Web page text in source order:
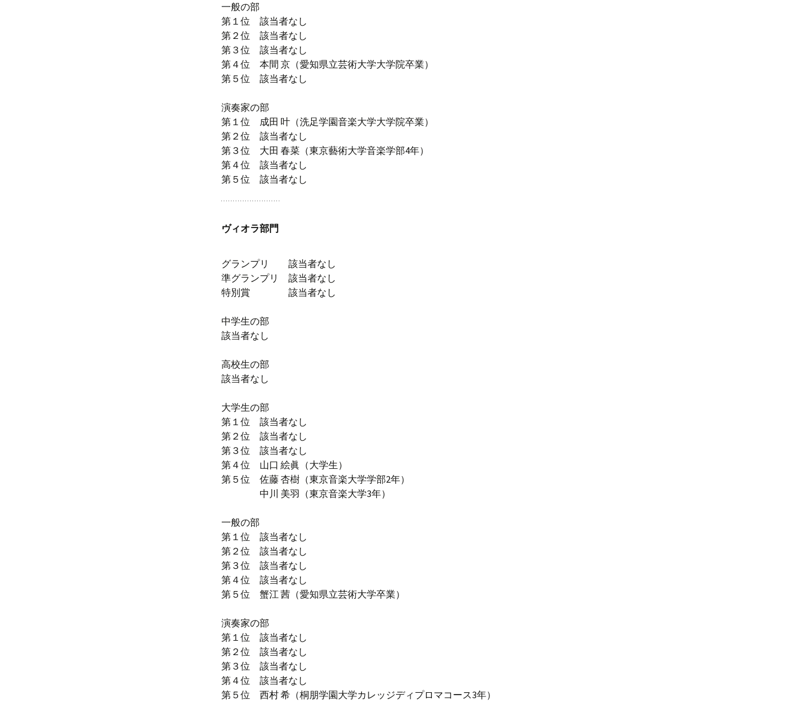
一般の部
第１位 該当者なし
第２位 該当者なし
第３位 該当者なし
第４位 本間 京（愛知県立芸術大学大学院卒業）
第５位 該当者なし
演奏家の部
第１位 成田 叶（洗足学園音楽大学大学院卒業）
第２位 該当者なし
第３位 大田 春菜（東京藝術大学音楽学部4年）
第４位 該当者なし
第５位 該当者なし
ヴィオラ部門
グランプリ 該当者なし
準グランプリ 該当者なし
特別賞 該当者なし
中学生の部
該当者なし
高校生の部
該当者なし
大学生の部
第１位 該当者なし
第２位 該当者なし
第３位 該当者なし
第４位 山口 絵眞（大学生）
第５位 佐藤 杏樹（東京音楽大学学部2年）
中川 美羽（東京音楽大学3年）
一般の部
第１位 該当者なし
第２位 該当者なし
第３位 該当者なし
第４位 該当者なし
第５位 蟹江 茜（愛知県立芸術大学卒業）
演奏家の部
第１位 該当者なし
第２位 該当者なし
第３位 該当者なし
第４位 該当者なし
第５位 西村 希（桐朋学園大学カレッジディプロマコース3年）